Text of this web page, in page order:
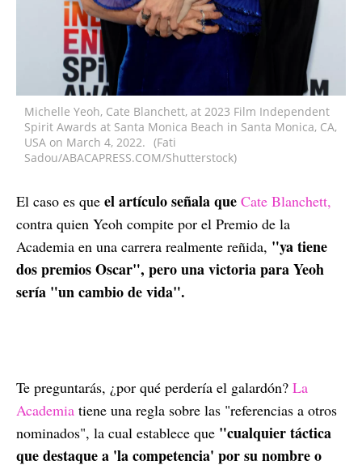
Michelle Yeoh, Cate Blanchett, at 2023 Film Independent
Spirit Awards at Santa Monica Beach in Santa Monica, CA,
USA on March 4, 2022. (Fati
Sadou/ABACAPRESS.COM/Shutterstock)
El caso es que el artículo señala que Cate Blanchett,
contra quien Yeoh compite por el Premio de la
Academia en una carrera realmente reñida, "ya tiene
dos premios Oscar", pero una victoria para Yeoh
sería "un cambio de vida".
Te preguntarás, ¿por qué perdería el galardón? La
Academia tiene una regla sobre las "referencias a otros
nominados", la cual establece que "cualquier táctica
que destaque a 'la competencia' por su nombre o